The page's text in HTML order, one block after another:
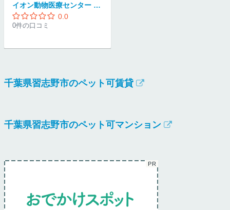
イオン動物医療センター 幕張新都心 / イオン動物病院 夜間救急センター
0.0
0件の口コミ
千葉県習志野市のペット可賃貸
千葉県習志野市のペット可マンション